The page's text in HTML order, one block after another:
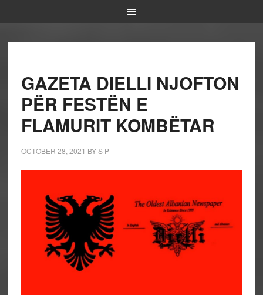
GAZETA DIELLI NJOFTON
PËR FESTËN E
FLAMURIT KOMBËTAR
OCTOBER 28, 2021 BYS P